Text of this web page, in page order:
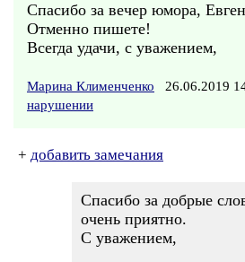
Спасибо за вечер юмора,
Отменно пишете!
Всегда удачи, с уважением,
Марина Клименченко 26.06.2019
нарушении
+ добавить замечания
Спасибо за добрые
очень приятно.
С уважением,